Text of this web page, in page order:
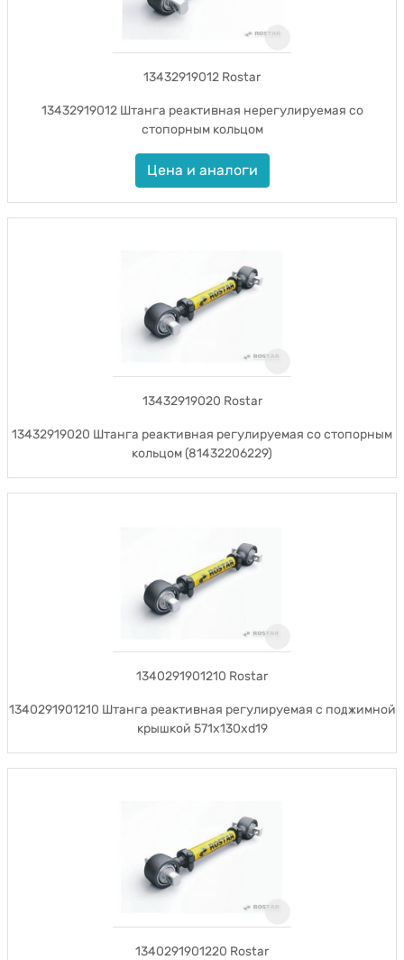
13432919012 Rostar
13432919012 Штанга реактивная нерегулируемая со
стопорным кольцом
Цена и аналоги
13432919020 Rostar
13432919020 Штанга реактивная регулируемая со стопорным
кольцом (81432206229)
1340291901210 Rostar
1340291901210 Штанга реактивная регулируемая с поджимной
крышкой 571x130xd19
1340291901220 Rostar